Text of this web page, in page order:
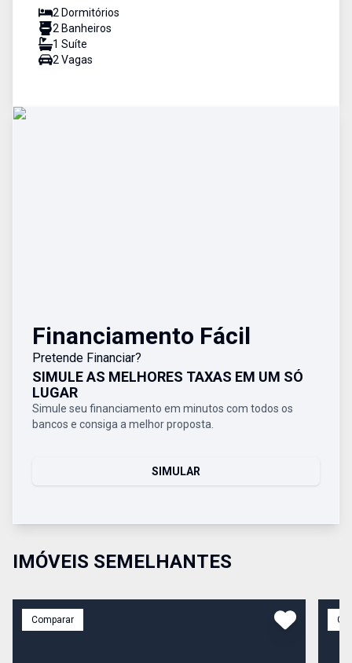
2 Dormitórios
2 Banheiros
1 Suíte
2 Vagas
Financiamento Fácil
Pretende Financiar?
SIMULE AS MELHORES TAXAS EM UM SÓ
LUGAR
Simule seu financiamento em minutos com todos os
bancos e consiga a melhor proposta.
SIMULAR
IMÓVEIS SEMELHANTES
Comparar